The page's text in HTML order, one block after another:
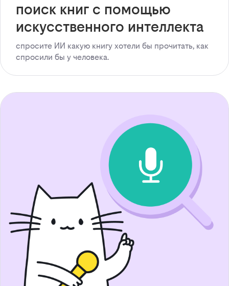
поиск книг с помощью
искусственного интеллекта
спросите ИИ какую книгу хотели бы прочитать, как
спросили бы у человека.